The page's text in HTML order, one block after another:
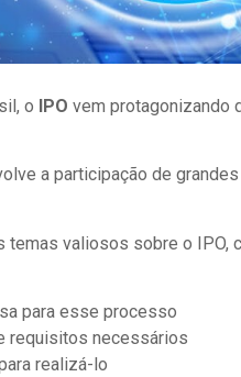
o IPO vem protagonizando
a participação de
temas valiosos sobre o IPO,
para esse processo
requisitos necessários
realizá-lo